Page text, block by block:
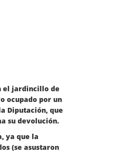
el jardincillo de
ocupado por un
Diputación, que
su devolución.
ya que la
(se asustaron